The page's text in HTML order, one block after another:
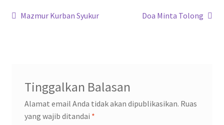
k
p
Navigasi
Previous
Mazmur Kurban Syukur
Next
Doa Minta Tolong
Tinggalkan Balasan
Alamat email Anda tidak akan dipublikasikan. Ruas
yang wajib ditandai *